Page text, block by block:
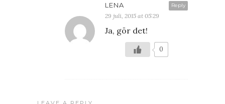
Reply
LENA
29 juli, 2015 at 05:29
Ja, gör det!
0